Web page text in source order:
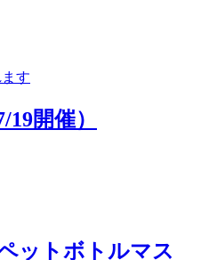
す
開催）
ットボトルマス